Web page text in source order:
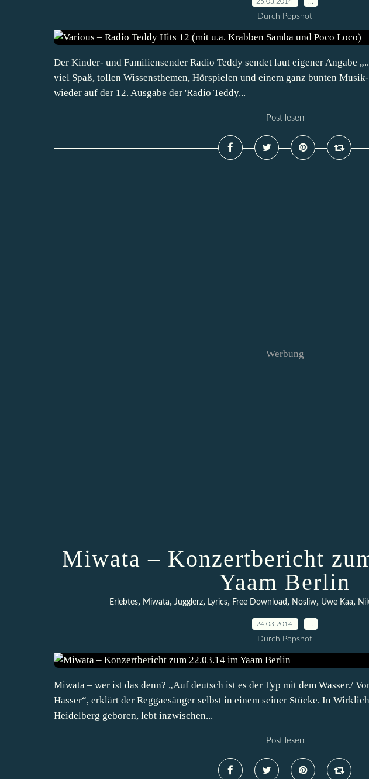
Durch Popshot
Der Kinder- und Familiensender Radio Teddy sendet laut eigener Angabe
viel Spaß, tollen Wissensthemen, Hörspielen und einem ganz bunten
wieder auf der 12. Ausgabe der 'Radio Teddy...
Post lesen
Werbung
Miwata – Konzertbericht
Yaam Berlin
Erlebtes, Miwata, Jugglerz, Lyrics, Free Download , Nosliw, Uwe Kaa,
24.03.2014
Durch Popshot
Miwata – wer ist das denn? „Auf deutsch ist es der Typ mit dem Wasser./
Hasser“, erklärt der Reggaesänger selbst in einem seiner Stücke. In
Heidelberg geboren, lebt inzwischen...
Post lesen